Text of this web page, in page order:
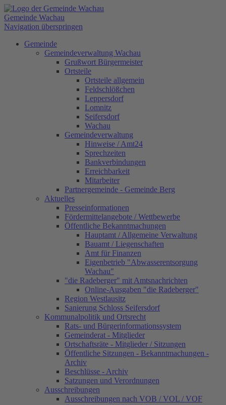
Gemeinde Wachau
Navigation überspringen
Gemeinde
Gemeindeverwaltung Wachau
Grußwort Bürgermeister
Ortsteile
Ortsteile allgemein
Feldschlößchen
Leppersdorf
Lomnitz
Seifersdorf
Wachau
Gemeindeverwaltung
Hinweise / Amt24
Sprechzeiten
Bankverbindungen
Erreichbarkeit
Mitarbeiter
Partnergemeinde - Gemeinde Berg
Aktuelles
Presseinformationen
Fördermittelangebote / Wettbewerbe
Öffentliche Bekanntmachungen
Hauptamt / Allgemeine Verwaltung
Bauamt / Liegenschaften
Amt für Finanzen
Eigenbetrieb "Abwasserentsorgung
Wachau"
"die Radeberger" mit Amtsnachrichten
Online-Ausgaben "die Radeberger"
Region Westlausitz
Sanierung Schloss Seifersdorf
Kommunalpolitik und Ortsrecht
Rats- und Bürgerinformationssystem
Gemeinderat - Mitglieder
Ortschaftsräte - Mitglieder / Sitzungen
Öffentliche Sitzungen - Bekanntmachungen -
Archiv
Beschlüsse - Archiv
Satzungen und Verordnungen
Ausschreibungen
Ausschreibungen nach VOB / VOL / VOF